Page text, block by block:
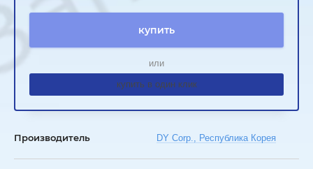
купить
или
купить в один клик
Производитель DY Corp., Республика Корея